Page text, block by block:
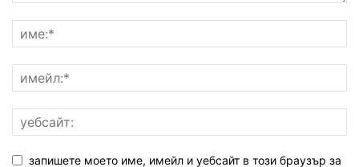
запишете моето име, имейл и уебсайт в този браузър за